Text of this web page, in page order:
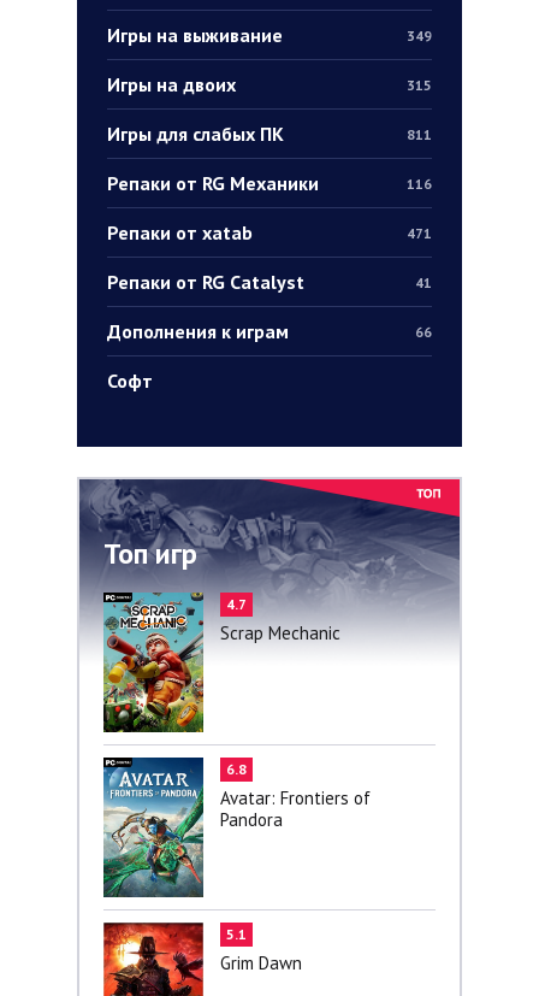
Игры на выживание 349
Игры на двоих 315
Игры для слабых ПК 811
Репаки от RG Механики 116
Репаки от xatab 471
Репаки от RG Catalyst 41
Дополнения к играм 66
Софт
Топ игр
4.7
Scrap Mechanic
6.8
Avatar: Frontiers of
Pandora
5.1
Grim Dawn